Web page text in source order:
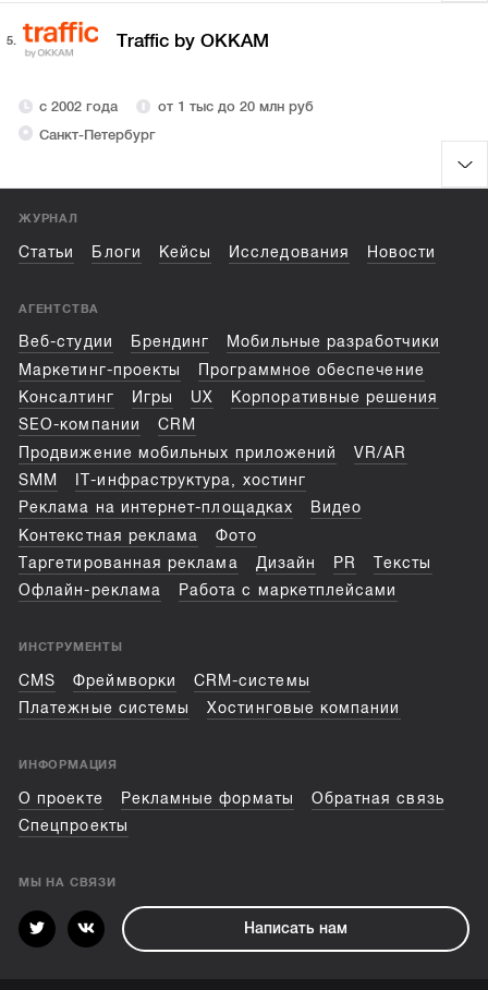
5. Traffic by OKKAM
с 2002 года
от 1 тыс до 20 млн руб
Санкт-Петербург
ЖУРНАЛ
Статьи Блоги Кейсы Исследования Новости
АГЕНТСТВА
Веб-студии Брендинг
Мобильные разработчики
Маркетинг-проекты
Программное обеспечение
Консалтинг
Игры UX
Корпоративные решения
SEO-компании
CRM
Продвижение мобильных приложений
VR/AR
SMM
IT-инфраструктура, хостинг
Реклама на интернет-площадках
Видео
Контекстная реклама
Фото
Таргетированная реклама
Дизайн PR
Тексты
Офлайн-реклама
Работа с маркетплейсами
ИНСТРУМЕНТЫ
CMS Фреймворки
CRM-системы
Платежные системы
Хостинговые компании
ИНФОРМАЦИЯ
О проекте Рекламные форматы
Обратная связь
Спецпроекты
МЫ НА СВЯЗИ
Написать нам